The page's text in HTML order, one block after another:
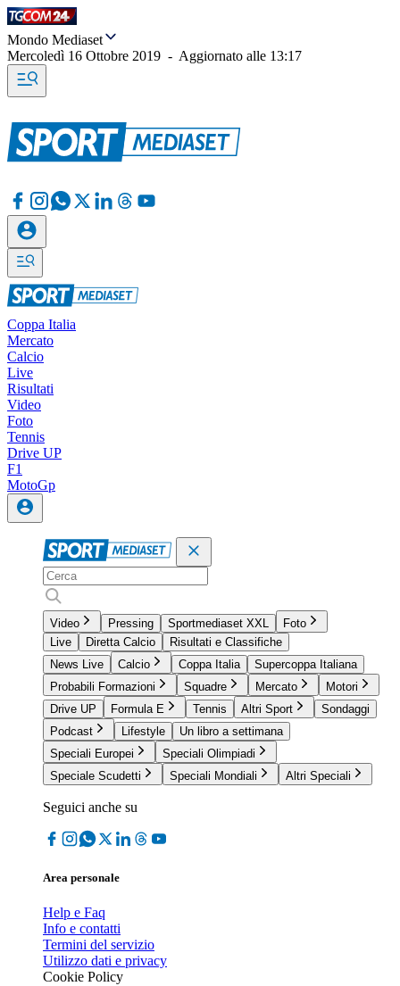
Mondo Mediaset
Mercoledì 16 Ottobre 2019 - Aggiornato alle 13:17
Coppa Italia
Mercato
Calcio
Live
Risultati
Video
Foto
Tennis
Drive UP
F1
MotoGp
Video Pressing Sportmediaset XXL
Foto
Live
Diretta Calcio
Risultati e Classifiche
News Live
Calcio Coppa Italia
Supercoppa Italiana
Probabili Formazioni
Squadre Mercato
Motori
Drive UP
Formula E Tennis Altri Sport
Sondaggi
Podcast
Lifestyle
Un libro a settimana
Speciali Europei
Speciali Olimpiadi
Speciale Scudetti
Speciali Mondiali Altri Speciali
Seguici anche su
Area personale
Help e Faq
Info e contatti
Termini del servizio
Utilizzo dati e privacy
Cookie Policy